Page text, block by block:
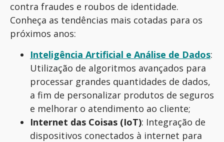
contra fraudes e roubos de identidade.
Conheça as tendências mais cotadas para os
próximos anos:
Inteligência Artificial e Análise de Dados:
Utilização de algoritmos avançados para
processar grandes quantidades de dados,
a fim de personalizar produtos de seguros
e melhorar o atendimento ao cliente;
Internet das Coisas (IoT): Integração de
dispositivos conectados à internet para